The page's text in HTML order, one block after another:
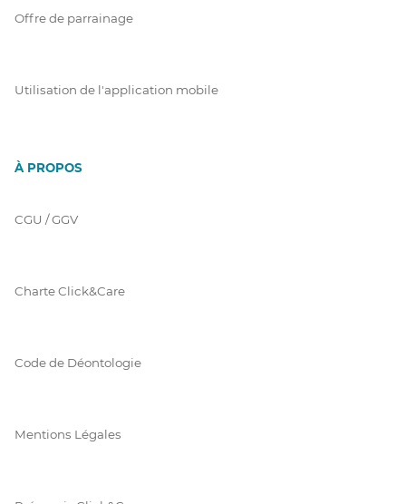
Offre de parrainage
Utilisation de l'application mobile
À PROPOS
CGU / GGV
Charte Click&Care
Code de Déontologie
Mentions Légales